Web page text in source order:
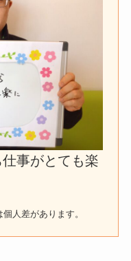
事がとても楽
人差があります。